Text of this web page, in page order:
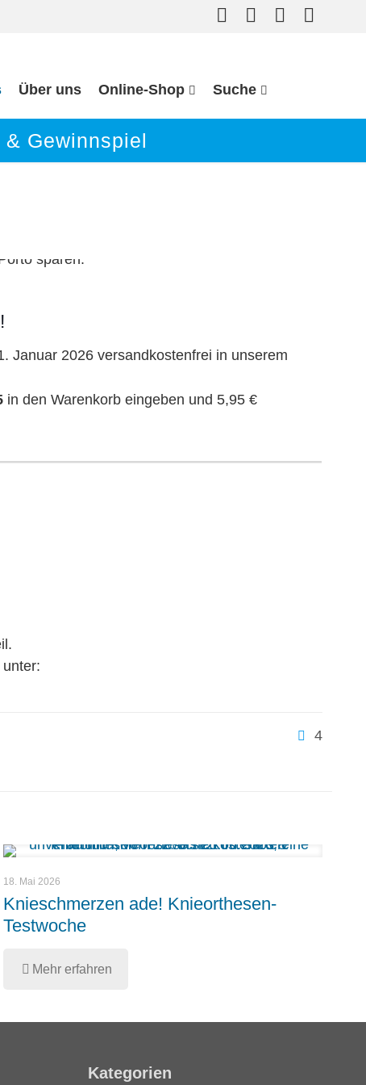
Über uns Online-Shop Suche
Gewinnspiel
Januar 2026 versandkostenfrei in unserem
in den Warenkorb eingeben und 5,95 €
4
18. Mai 2026
Knieschmerzen ade! Knieorthesen-
Testwoche
Mehr erfahren
Kategorien